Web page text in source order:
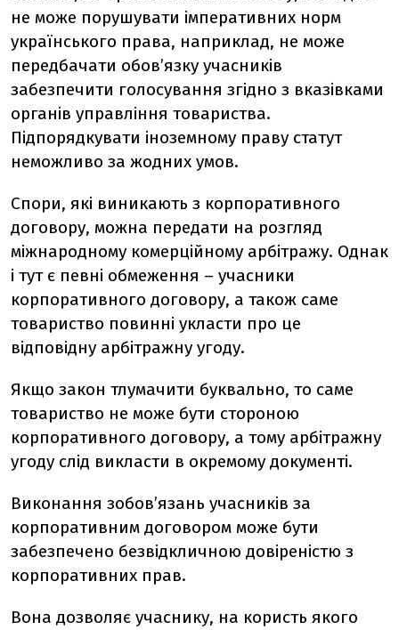
не може порушувати імперативних норм
українського права, наприклад, не може
передбачати обов’язку учасників
забезпечити голосування згідно з вказівками
органів управління товариства.
Підпорядкувати іноземному праву статут
неможливо за жодних умов.
Спори, які виникають з корпоративного
договору, можна передати на розгляд
міжнародному комерційному арбітражу. Однак
і тут є певні обмеження – учасники
корпоративного договору, а також саме
товариство повинні укласти про це
відповідну арбітражну угоду.
Якщо закон тлумачити буквально, то саме
товариство не може бути стороною
корпоративного договору, а тому арбітражну
угоду слід викласти в окремому документі.
Виконання зобов’язань учасників за
корпоративним договором може бути
забезпечено безвідкличною довіреністю з
корпоративних прав.
Вона дозволяє учаснику, на користь якого